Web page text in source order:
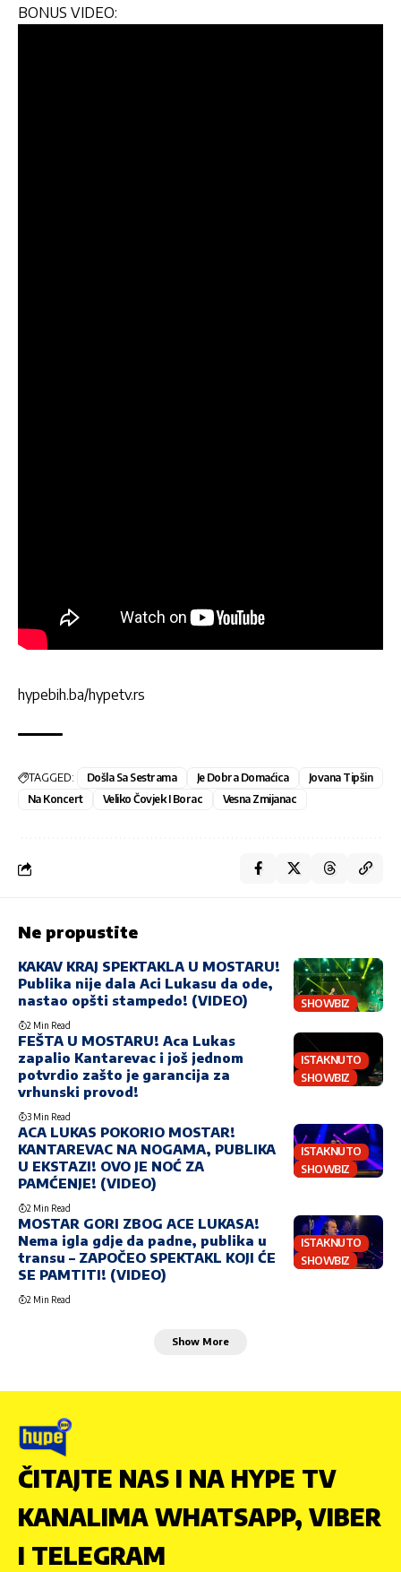
BONUS VIDEO:
hypebih.ba/hypetv.rs
TAGGED: Došla Sa Sestrama Je Dobra Domaćica
Jovana Tipšin
Na Koncert
Veliko Čovjek I Borac Vesna Zmijanac
Ne propustite
SHOWBIZ
KAKAV KRAJ SPEKTAKLA U MOSTARU!
Publika nije dala Aci Lukasu da ode,
nastao opšti stampedo! (VIDEO)
2 Min Read
ISTAKNUTO
SHOWBIZ
FEŠTA U MOSTARU! Aca Lukas
zapalio Kantarevac i još jednom
potvrdio zašto je garancija za
vrhunski provod!
3 Min Read
ISTAKNUTO
SHOWBIZ
ACA LUKAS POKORIO MOSTAR!
KANTAREVAC NA NOGAMA, PUBLIKA
U EKSTAZI! OVO JE NOĆ ZA
PAMĆENJE! (VIDEO)
2 Min Read
ISTAKNUTO
SHOWBIZ
MOSTAR GORI ZBOG ACE LUKASA!
Nema igla gdje da padne, publika u
transu – ZAPOČEO SPEKTAKL KOJI ĆE
SE PAMTITI! (VIDEO)
2 Min Read
Show More
ČITAJTE NAS I NA HYPE TV
KANALIMA WHATSAPP, VIBER
I TELEGRAM